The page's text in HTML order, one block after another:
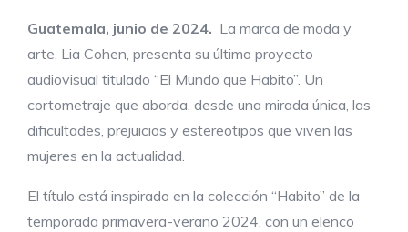
Guatemala, junio de 2024. La marca de moda y
arte, Lia Cohen, presenta su último proyecto
audiovisual titulado “El Mundo que Habito”. Un
cortometraje que aborda, desde una mirada única, las
dificultades, prejuicios y estereotipos que viven las
mujeres en la actualidad.
El título está inspirado en la colección “Habito” de la
temporada primavera-verano 2024, con un elenco